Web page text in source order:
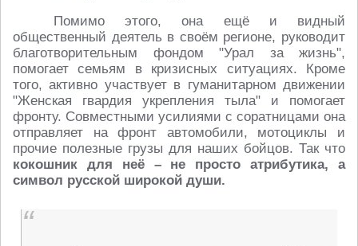
Помимо этого, она ещё и видный
общественный деятель в своём регионе, руководит
благотворительным фондом "Урал за жизнь",
помогает семьям в кризисных ситуациях. Кроме
того, активно участвует в гуманитарном движении
"Женская гвардия укрепления тыла" и помогает
фронту. Совместными усилиями с соратницами она
отправляет на фронт автомобили, мотоциклы и
прочие полезные грузы для наших бойцов. Так что
кокошник для неё – не просто атрибутика, а
символ русской широкой души.